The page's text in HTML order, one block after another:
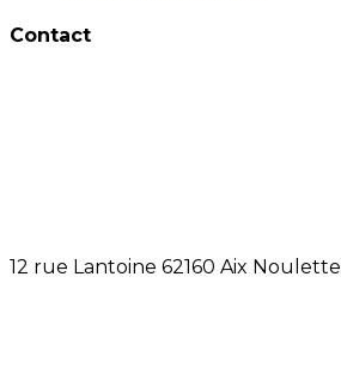
Contact
12 rue Lantoine 62160 Aix Noulette